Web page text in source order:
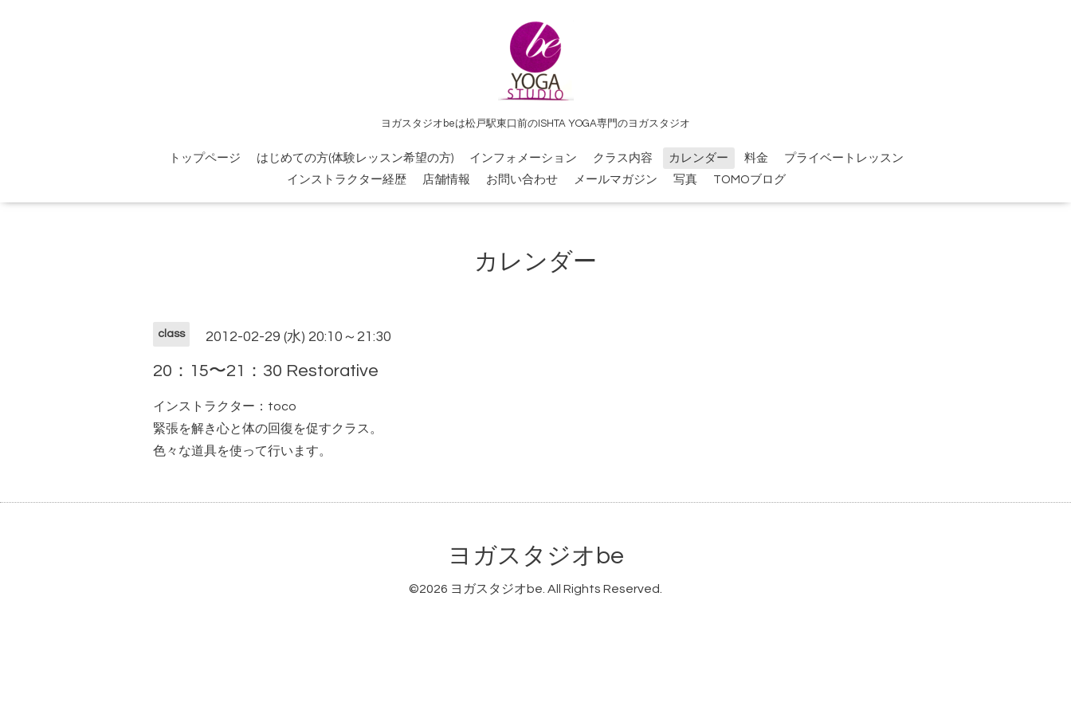
ヨガスタジオbeは松戸駅東口前のISHTA YOGA専門のヨガスタジオ
トップページ はじめての方(体験レッスン希望の方) インフォメーション クラス内容 カレンダー 料金
プライベートレッスン
インストラクター経歴
店舗情報 お問い合わせ メールマガジン 写真 TOMOブログ
カレンダー
class 2012-02-29 (水) 20:10～21:30
20：15〜21：30 Restorative
インストラクター：toco
緊張を解き心と体の回復を促すクラス。
色々な道具を使って行います。
ヨガスタジオbe
©2026 ヨガスタジオbe. All Rights Reserved.